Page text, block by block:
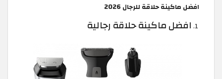
افضل ماكينة حلاقة للرجال 2026
افضل ماكينة حلاقة رجالية